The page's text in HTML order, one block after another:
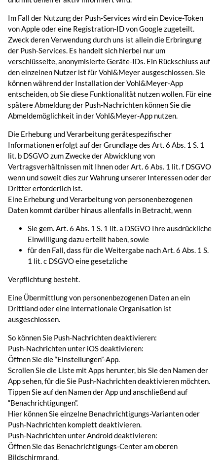
Im Fall der Nutzung der Push-Services wird ein Device-Token
von Apple oder eine Registration-ID von Google zugeteilt.
Zweck deren Verwendung durch uns ist allein die Erbringung
der Push-Services. Es handelt sich hierbei nur um
verschlüsselte, anonymisierte Geräte-IDs. Ein Rückschluss auf
den einzelnen Nutzer ist für Vohl&Meyer ausgeschlossen. Sie
können während der Installation der Vohl&Meyer-App
entscheiden, ob Sie diese Funktionalität nutzen wollen. Für eine
spätere Abmeldung der Push-Nachrichten können Sie die
Abmeldemöglichkeit in der Vohl&Meyer-App nutzen.
Die Erhebung und Verarbeitung gerätespezifischer
Informationen erfolgt auf der Grundlage des Art. 6 Abs. 1 S. 1
lit. b DSGVO zum Zwecke der Abwicklung von
Vertragsverhältnissen mit Ihnen oder Art. 6 Abs. 1 lit. f DSGVO
wenn und soweit dies zur Wahrung unserer Interessen oder der
Dritter erforderlich ist.
Eine Erhebung und Verarbeitung von personenbezogenen
Daten kommt darüber hinaus allenfalls in Betracht, wenn
Sie gem. Art. 6 Abs. 1 S. 1 lit. a DSGVO Ihre ausdrückliche
Einwilligung dazu erteilt haben, sowie
für den Fall, dass für die Weitergabe nach Art. 6 Abs. 1 S.
1 lit. c DSGVO eine gesetzliche
Verpflichtung besteht.
Eine Übermittlung von personenbezogenen Daten an ein
Drittland oder eine internationale Organisation ist
ausgeschlossen.
So können Sie Push-Nachrichten deaktivieren:
Push-Nachrichten unter iOS deaktivieren:
Öffnen Sie die “Einstellungen”-App.
Scrollen Sie die Liste mit Apps herunter, bis Sie den Namen der
App sehen, für die Sie Push-Nachrichten deaktivieren möchten.
Tippen Sie auf den Namen der App und anschließend auf
“Benachrichtigungen”.
Hier können Sie einzelne Benachrichtigungs-Varianten oder
Push-Nachrichten komplett deaktivieren.
Push-Nachrichten unter Android deaktivieren:
Öffnen Sie das Benachrichtigungs-Center am oberen
Bildschirmrand.